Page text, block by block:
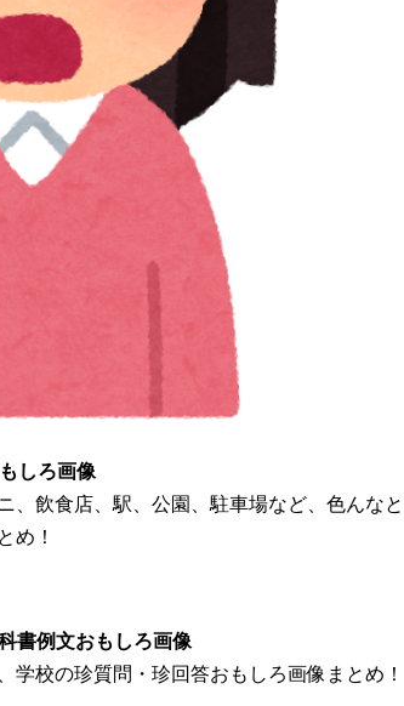
しろ画像
、飲食店、駅、公園、駐車場など、色んなと
め！
書例文おもしろ画像
校の珍質問・珍回答おもしろ画像まとめ！